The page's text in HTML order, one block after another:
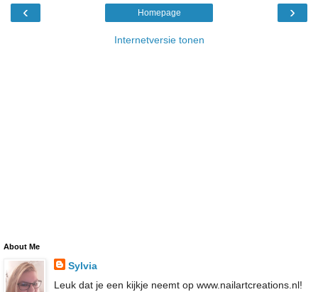
‹ ›
Homepage
Internetversie tonen
About Me
Sylvia
Leuk dat je een kijkje neemt op www.nailartcreations.nl!